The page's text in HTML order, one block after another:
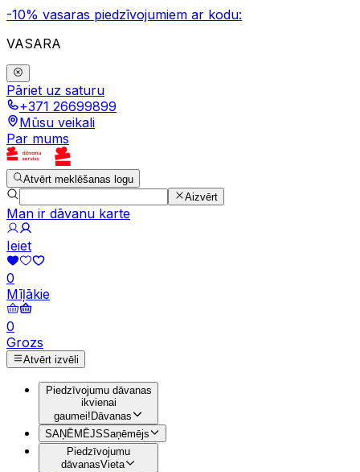
-10% vasaras piedzīvojumiem ar kodu:
VASARA
Pāriet uz saturu
+371 26699899
Mūsu veikali
Par mums
Atvērt meklēšanas logu
Aizvērt
Man ir dāvanu karte
Ieiet
0
Mīļākie
0
Grozs
Atvērt izvēli
Piedzīvojumu dāvanas
ikvienai
gaumei!Dāvanas
SAŅĒMĒJSSaņēmējs
Piedzīvojumu
dāvanasVieta